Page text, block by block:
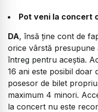
Pot veni la concert
DA, însă ține cont de
orice vârstă
întreg pentru aceștia.
16 ani este posibil doar
posesor de bilet
maximum 4 minori.
la concert nu este